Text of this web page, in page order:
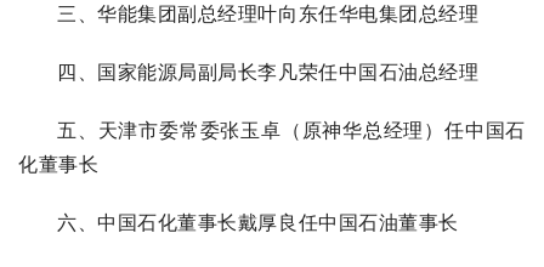
三、华能集团副总经理叶向东任华电集团总经理
四、国家能源局副局长李凡荣任中国石油总经理
五、天津市委常委张玉卓（原神华总经理）任中国石
化董事长
六、中国石化董事长戴厚良任中国石油董事长